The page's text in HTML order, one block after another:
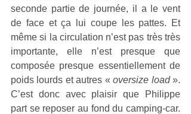
seconde partie de journée, il a le vent
de face et ça lui coupe les pattes. Et
même si la circulation n’est pas très très
importante, elle n’est presque que
composée presque essentiellement de
poids lourds et autres « oversize load ».
C’est donc avec plaisir que Philippe
part se reposer au fond du camping-car.